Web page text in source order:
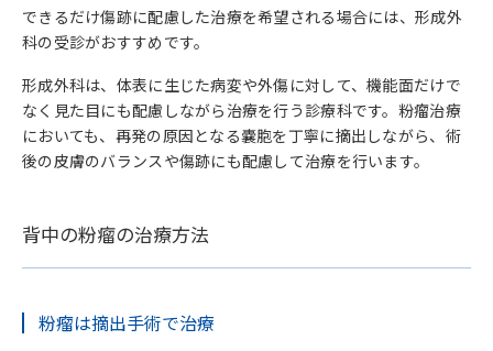
できるだけ傷跡に配慮した治療を希望される場合には、形成外
科の受診がおすすめです。
形成外科は、体表に生じた病変や外傷に対して、機能面だけで
なく見た目にも配慮しながら治療を行う診療科です。粉瘤治療
においても、再発の原因となる嚢胞を丁寧に摘出しながら、術
後の皮膚のバランスや傷跡にも配慮して治療を行います。
背中の粉瘤の治療方法
粉瘤は摘出手術で治療